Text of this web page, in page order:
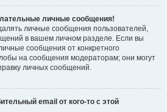
личные сообщения!
личные сообщения пользователей,
в вашем личном разделе. Если вы
сообщения от конкретного
на сообщения модераторам; они могут
личных сообщений.
email от кого-то с этой